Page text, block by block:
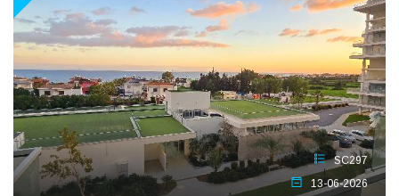
SC297
13-06-2026